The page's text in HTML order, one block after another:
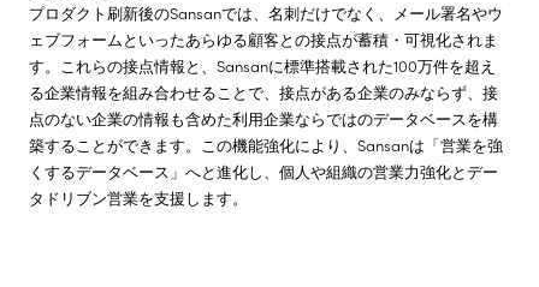
プロダクト刷新後のSansanでは、名刺だけでなく、メール署名やウ
ェブフォームといったあらゆる顧客との接点が蓄積・可視化されま
す。これらの接点情報と、Sansanに標準搭載された100万件を超え
る企業情報を組み合わせることで、接点がある企業のみならず、接
点のない企業の情報も含めた利用企業ならではのデータベースを構
築することができます。この機能強化により、Sansanは「営業を強
くするデータベース」へと進化し、個人や組織の営業力強化とデー
タドリブン営業を支援します。